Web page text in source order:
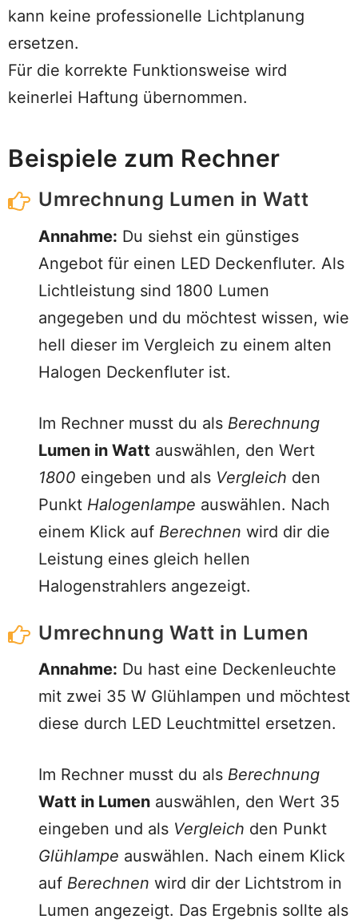
kann keine professionelle Lichtplanung
ersetzen.
Für die korrekte Funktionsweise wird
keinerlei Haftung übernommen.
Beispiele zum Rechner
Umrechnung Lumen in Watt
Annahme: Du siehst ein günstiges
Angebot für einen LED Deckenfluter. Als
Lichtleistung sind 1800 Lumen
angegeben und du möchtest wissen, wie
hell dieser im Vergleich zu einem alten
Halogen Deckenfluter ist.
Im Rechner musst du als Berechnung
Lumen in Watt auswählen, den Wert
1800 eingeben und als Vergleich den
Punkt Halogenlampe auswählen. Nach
einem Klick auf Berechnen wird dir die
Leistung eines gleich hellen
Halogenstrahlers angezeigt.
Umrechnung Watt in Lumen
Annahme: Du hast eine Deckenleuchte
mit zwei 35 W Glühlampen und möchtest
diese durch LED Leuchtmittel ersetzen.
Im Rechner musst du als Berechnung
Watt in Lumen auswählen, den Wert 35
eingeben und als Vergleich den Punkt
Glühlampe auswählen. Nach einem Klick
auf Berechnen wird dir der Lichtstrom in
Lumen angezeigt. Das Ergebnis sollte als